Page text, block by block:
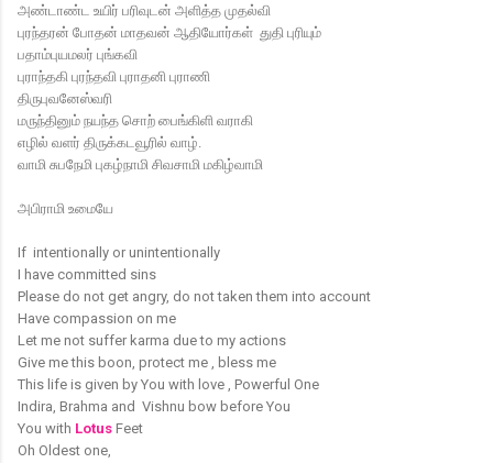
அண்டாண்ட உயிர் பரிவுடன் அளித்த முதல்வி
புரந்தரன் போதன் மாதவன் ஆதியோர்கள் துதி புரியும்
பதாம்புயமலர் புங்கவி
புராந்தகி புரந்தவி புராதனி புராணி
திருபுவனேஸ்வரி
மருந்தினும் நயந்த சொற் பைங்கிளி வராகி
எழில் வளர் திருக்கடவூரில் வாழ்.
வாமி சுபநேமி புகழ்நாமி சிவசாமி மகிழ்வாமி
அபிராமி உமையே
If intentionally or unintentionally
I have committed sins
Please do not get angry, do not taken them into account
Have compassion on me
Let me not suffer karma due to my actions
Give me this boon, protect me , bless me
This life is given by You with love , Powerful One
Indira, Brahma and Vishnu bow before You
You with Lotus Feet
Oh Oldest one,